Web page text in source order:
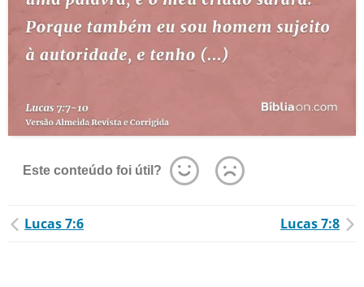
Este conteúdo foi útil?
Lucas 7:6 Lucas 7:8